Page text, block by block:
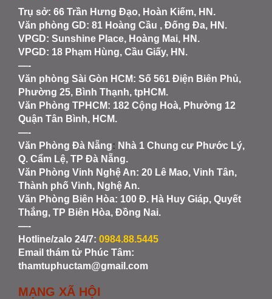
Trụ sở: 66 Trần Hưng Đạo, Hoàn Kiếm, HN.
Văn phòng GD: 81 Hoàng Cầu , Đống Đa, HN.
VPGD: Sunshine Place, Hoàng Mai, HN.
VPGD: 18 Phạm Hùng, Cầu Giấy, HN.
—-
Văn phòng Sài Gòn HCM: Số 561 Điện Biên Phủ,
Phường 25, Bình Thạnh, tpHCM.
Văn Phòng TPHCM: 182 Cộng Hoà, Phường 12
Quận Tân Bình, HCM.
—-
Văn Phòng Đà Nẵng: Nhà 1 Chung cư Phước Lý,
Q. Cẩm Lệ, TP Đà Nẵng.
Văn Phòng Vinh Nghệ An: 20 Lê Mao, Vinh Tân,
Thành phố Vinh, Nghệ An.
Văn Phòng Biên Hòa: 100 Đ. Hà Huy Giáp, Quyết
Thắng, TP Biên Hòa, Đồng Nai.
—-
Hotline/zalo 24/7: 0984.88.5445
Email thám tử Phúc Tâm:
thamtuphuctam@gmail.com
MẠNG XÃ HỘI